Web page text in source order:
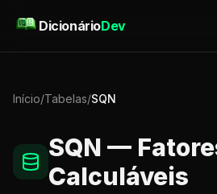
DicionárioDev
Início/Tabelas/SQN
SQN —
Calculáveis